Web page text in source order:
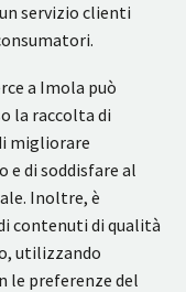
servizio clienti
a Imola può
la raccolta di
migliorare
e di soddisfare al
Inoltre, è
contenuti di qualità
utilizzando
le preferenze del